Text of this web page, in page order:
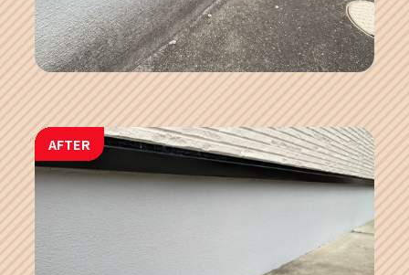
AFTER